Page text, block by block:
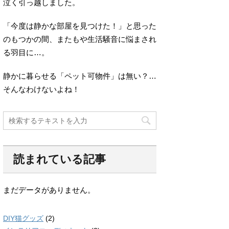
泣く引っ越しました。
「今度は静かな部屋を見つけた！」と思った
のもつかの間、またもや生活騒音に悩まされ
る羽目に…。
静かに暮らせる「ペット可物件」は無い？…
そんなわけないよね！
読まれている記事
まだデータがありません。
DIY猫グッズ (2)